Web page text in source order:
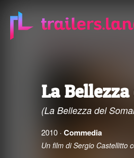
La
(La Bellezza del
2010 · Commedia
Un film di Sergio Castellitto